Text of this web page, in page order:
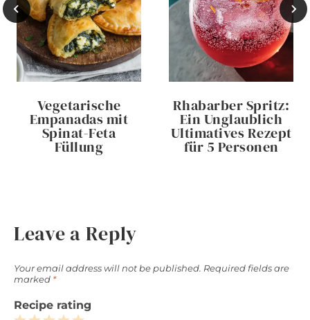
Vegetarische
Empanadas mit
Spinat-Feta
Füllung
Rhabarber Spritz:
Ein Unglaublich
Ultimatives Rezept
für 5 Personen
Leave a Reply
Your email address will not be published. Required fields are
marked *
Recipe rating